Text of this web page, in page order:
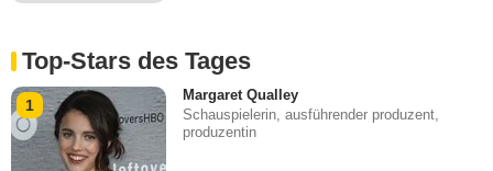
Top-Stars des Tages
1
Margaret Qualley
Schauspielerin, ausführender produzent,
produzentin